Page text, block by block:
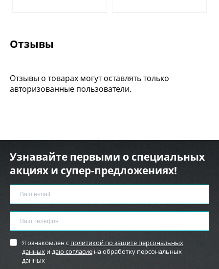
Отзывы
Отзывы о товарах могут оставлять только
авторизованные пользователи.
Узнавайте первыми о специальных
акциях и супер-предложениях!
Я ознакомлен с политикой по защите персональных
данных идаю согласие на обработку персональных
данных